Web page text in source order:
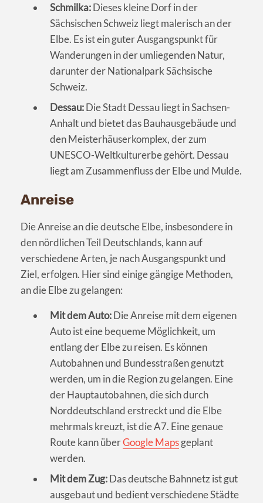
Schmilka:Dieses kleine Dorf in der
Sächsischen Schweiz liegt malerisch an der
Elbe. Es ist ein guter Ausgangspunkt für
Wanderungen in der umliegenden Natur,
darunter der Nationalpark Sächsische
Schweiz.
Dessau:Die Stadt Dessau liegt in Sachsen-
Anhalt und bietet das Bauhausgebäude und
den Meisterhäuserkomplex, der zum
UNESCO-Weltkulturerbe gehört. Dessau
liegt am Zusammenfluss der Elbe und Mulde.
Anreise
Die Anreise an die deutsche Elbe, insbesondere in
den nördlichen Teil Deutschlands, kann auf
verschiedene Arten, je nach Ausgangspunkt und
Ziel, erfolgen. Hier sind einige gängige Methoden,
an die Elbe zu gelangen:
Mit dem Auto:Die Anreise mit dem eigenen
Auto ist eine bequeme Möglichkeit, um
entlang der Elbe zu reisen. Es können
Autobahnen und Bundesstraßen genutzt
werden, um in die Region zu gelangen. Eine
der Hauptautobahnen, die sich durch
Norddeutschland erstreckt und die Elbe
mehrmals kreuzt, ist die A7. Eine genaue
Route kann überGoogle Mapsgeplant
werden.
Mit dem Zug:Das deutsche Bahnnetz ist gut
ausgebaut und bedient verschiedene Städte